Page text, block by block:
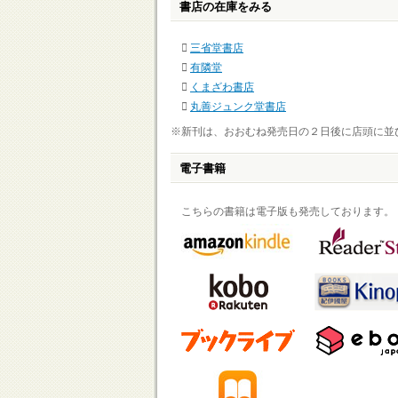
書店の在庫をみる
三省堂書店
有隣堂
くまざわ書店
丸善ジュンク堂書店
※新刊は、おおむね発売日の２日後に店頭に並
電子書籍
こちらの書籍は電子版も発売しております。